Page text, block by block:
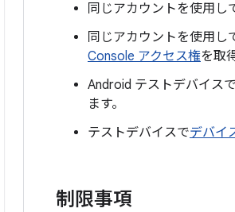
同じアカウントを使用し
同じアカウントを使用し
Console アクセス権を取
Android テストデバイス
ます。
テストデバイスでデバイ
制限事項